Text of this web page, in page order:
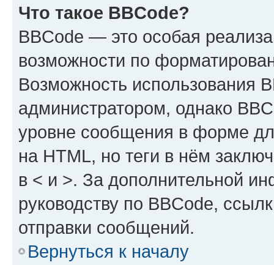
Что такое BBCode?
BBCode — это особая
возможности по
Возможность использования
администратором, однако
уровне сообщения в форме
на HTML, но теги в нём
в < и >. За дополнительной
руководству по BBCode,
отправки сообщений.
Вернуться к началу